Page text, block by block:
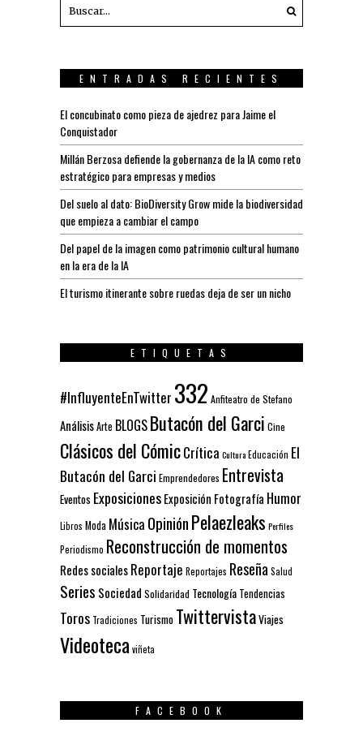
ENTRADAS RECIENTES
El concubinato como pieza de ajedrez para Jaime el
Conquistador
Millán Berzosa defiende la gobernanza de la IA como reto
estratégico para empresas y medios
Del suelo al dato: BioDiversity Grow mide la biodiversidad
que empieza a cambiar el campo
Del papel de la imagen como patrimonio cultural humano
en la era de la IA
El turismo itinerante sobre ruedas deja de ser un nicho
ETIQUETAS
#InfluyenteEnTwitter 332 Anfiteatro de Stefano
AnálisisArte BLOGSButacón del Garci Cine
Clásicos del CómicCrítica CulturaEducación El
Butacón del Garci Emprendedores Entrevista
Eventos ExposicionesExposición Fotografía Humor
Libros Moda Música OpiniónPelaezleaks Perfiles
Periodismo Reconstrucción de momentos
Redes socialesReportaje Reportajes ReseñaSalud
Series Sociedad Solidaridad Tecnología Tendencias
Toros Tradiciones Turismo TwittervistaViajes
Videotecaviñeta
FACEBOOK